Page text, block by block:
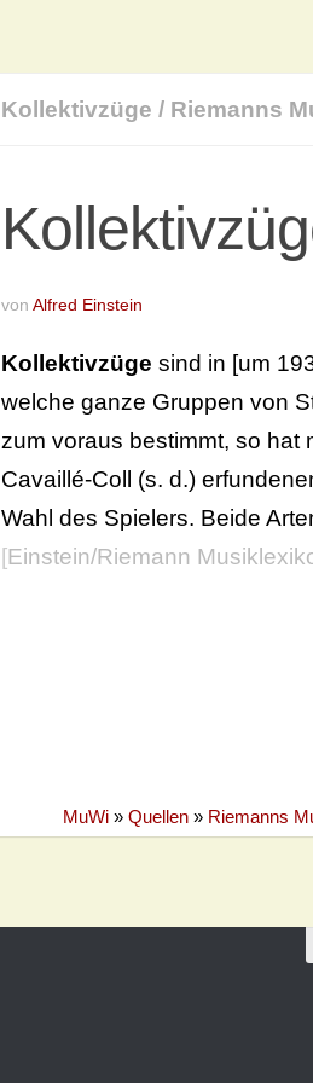
Kollektivzüge / Riemanns
von Alfred Einstein
Kollektivzüge sind in [um
welche ganze Gruppen von
zum voraus bestimmt, so hat
Cavaillé-Coll (s. d.)
Wahl des Spielers. Beide
[Einstein/Riemann
MuWi » Quellen » Riemanns